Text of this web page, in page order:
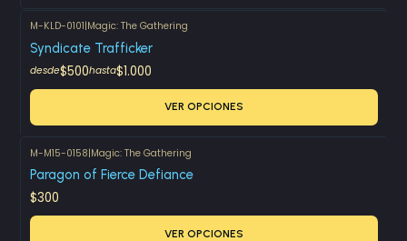
M-KLD-0101|Magic: The Gathering
Syndicate Trafficker
desde$500hasta$1.000
VER OPCIONES
M-M15-0158|Magic: The Gathering
Paragon of Fierce Defiance
$300
VER OPCIONES